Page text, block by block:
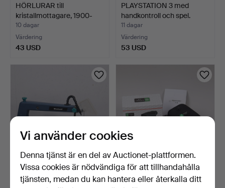
HÖRLURAR till
kristallmottagare, 1900-
tale…
10 dagar
Värdering
43 USD
PLAYSTATION 3 med
handkontroll och spel.
11 dagar
Värdering
53 USD
KONTUR -/FIGURSÅG,
Einhell BT-44 405 E.
PINFINDER 7.0
avståndsmätare för
Vi använder cookies
Denna tjänst är en del av Auctionet-plattformen.
Vissa cookies är nödvändiga för att tillhandahålla
tjänsten, medan du kan hantera eller återkalla ditt